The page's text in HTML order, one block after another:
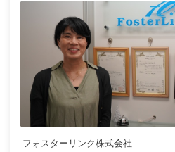
フォスターリンク株式会社